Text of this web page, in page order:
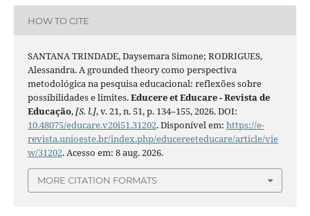
HOW TO CITE
SANTANA TRINDADE, Daysemara Simone; RODRIGUES,
Alessandra. A grounded theory como perspectiva
metodológica na pesquisa educacional: reflexões sobre
possibilidades e limites.Educere et Educare - Revista de
Educação,[S. l.], v. 21, n. 51, p. 134–155, 2026. DOI:
10.48075/educare.v20i51.31202. Disponível em: https://e-
revista.unioeste.br/index.php/educereeteducare/article/vie
w/31202. Acesso em: 8 aug. 2026.
MORE CITATION FORMATS